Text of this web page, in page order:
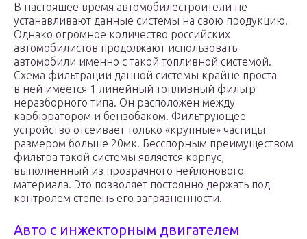
В настоящее время автомобилестроители не
устанавливают данные системы на свою продукцию.
Однако огромное количество российских
автомобилистов продолжают использовать
автомобили именно с такой топливной системой.
Схема фильтрации данной системы крайне проста –
в ней имеется 1 линейный топливный фильтр
неразборного типа. Он расположен между
карбюратором и бензобаком. Фильтрующее
устройство отсеивает только «крупные» частицы
размером больше 20мк. Бесспорным преимуществом
фильтра такой системы является корпус,
выполненный из прозрачного нейлонового
материала. Это позволяет постоянно держать под
контролем степень его загрязненности.
Авто с инжекторным двигателем